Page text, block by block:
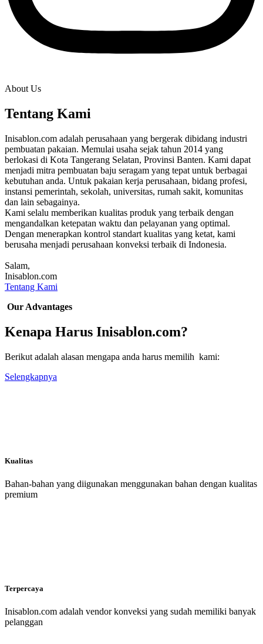
About Us
Tentang Kami
Inisablon.com adalah perusahaan yang bergerak dibidang industri
pembuatan pakaian. Memulai usaha sejak tahun 2014 yang
berlokasi di Kota Tangerang Selatan, Provinsi Banten. Kami dapat
menjadi mitra pembuatan baju seragam yang tepat untuk berbagai
kebutuhan anda. Untuk pakaian kerja perusahaan, bidang profesi,
instansi pemerintah, sekolah, universitas, rumah sakit, komunitas
dan lain sebagainya.
Kami selalu memberikan kualitas produk yang terbaik dengan
mengandalkan ketepatan waktu dan pelayanan yang optimal.
Dengan menerapkan kontrol standart kualitas yang ketat, kami
berusaha menjadi perusahaan konveksi terbaik di Indonesia.
Salam,
Inisablon.com
Tentang Kami
Our Advantages
Kenapa Harus Inisablon.com?
Berikut adalah alasan mengapa anda harus memilih kami:
Selengkapnya
Kualitas
Bahan-bahan yang diigunakan menggunakan bahan dengan kualitas
premium
Terpercaya
Inisablon.com adalah vendor konveksi yang sudah memiliki banyak
pelanggan